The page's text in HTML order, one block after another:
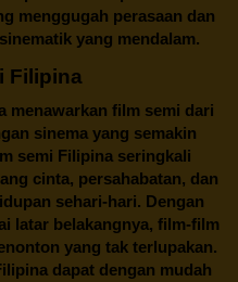
menggugah perasaan dan
yang mendalam.
Filipina
menawarkan film semi dari
sinema yang semakin
semi Filipina seringkali
cinta, persahabatan, dan
sehari-hari. Dengan
latar belakangnya, film-film
yang tak terlupakan.
dapat dengan mudah